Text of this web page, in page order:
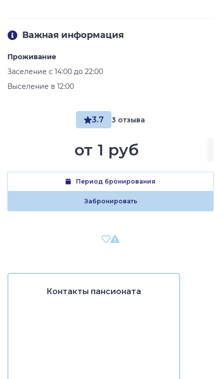
3.7 3 отзыва
от 1 руб
Период бронирования
Забронировать
Важная информация
Проживание
Заселение с 14:00 до 22:00
Выселение в 12:00
Контакты пансионата